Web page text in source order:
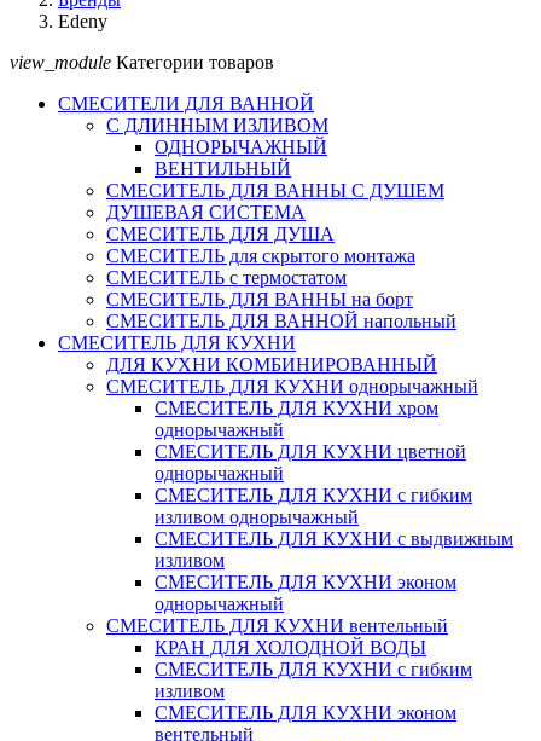
Edeny
view_module Категории товаров
СМЕСИТЕЛИ ДЛЯ ВАННОЙ
С ДЛИННЫМ ИЗЛИВОМ
ОДНОРЫЧАЖНЫЙ
ВЕНТИЛЬНЫЙ
СМЕСИТЕЛЬ ДЛЯ ВАННЫ С ДУШЕМ
ДУШЕВАЯ СИСТЕМА
СМЕСИТЕЛЬ ДЛЯ ДУША
СМЕСИТЕЛЬ для скрытого монтажа
СМЕСИТЕЛЬ с термостатом
СМЕСИТЕЛЬ ДЛЯ ВАННЫ на борт
СМЕСИТЕЛЬ ДЛЯ ВАННОЙ напольный
СМЕСИТЕЛЬ ДЛЯ КУХНИ
ДЛЯ КУХНИ КОМБИНИРОВАННЫЙ
СМЕСИТЕЛЬ ДЛЯ КУХНИ однорычажный
СМЕСИТЕЛЬ ДЛЯ КУХНИ хром
однорычажный
СМЕСИТЕЛЬ ДЛЯ КУХНИ цветной
однорычажный
СМЕСИТЕЛЬ ДЛЯ КУХНИ с гибким
изливом однорычажный
СМЕСИТЕЛЬ ДЛЯ КУХНИ с выдвижным
изливом
СМЕСИТЕЛЬ ДЛЯ КУХНИ эконом
однорычажный
СМЕСИТЕЛЬ ДЛЯ КУХНИ вентельный
КРАН ДЛЯ ХОЛОДНОЙ ВОДЫ
СМЕСИТЕЛЬ ДЛЯ КУХНИ с гибким
изливом
СМЕСИТЕЛЬ ДЛЯ КУХНИ эконом
вентельный